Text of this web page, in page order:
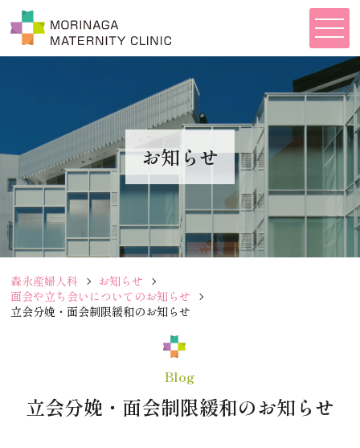
お知らせ
森永産婦人科
お知らせ
面会や立ち会いについてのお知らせ
立会分娩・面会制限緩和のお知らせ
Blog
立会分娩・面会制限緩和のお知らせ